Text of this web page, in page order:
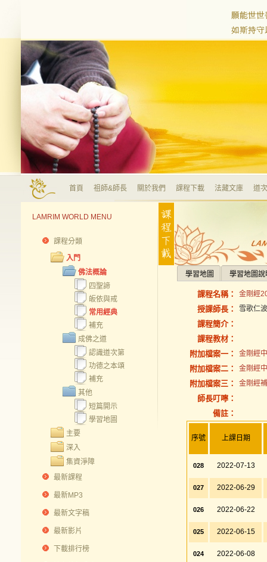
首頁 祖師&師長 關於我們 課程下載 法藏文庫 道
LAMRIM WORLD MENU
課程分類
入門
佛法概論
四聖諦
皈依與戒
常用經典
補充
成佛之道
認識道次第
功德之本頌
補充
其他
短篇開示
學習地圖
主要
深入
集資淨障
最新課程
最新MP3
最新文字稿
最新影片
下載排行榜
學習地圖 學習地圖說
課程名稱： 金剛經
授課師長： 雪歌仁
課程簡介：
課程教材：
附加檔案一：
金剛經
附加檔案二： 金剛經
附加檔案三： 金剛經
師長叮嚀：
備註：
序號 上課日期
028 2022-07-13
027 2022-06-29
026 2022-06-22
025 2022-06-15
024 2022-06-08